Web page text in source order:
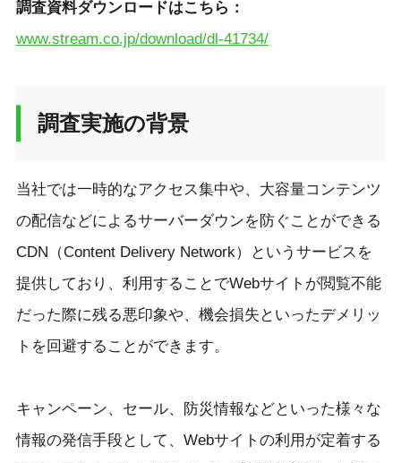
調査資料ダウンロードはこちら：
www.stream.co.jp/download/dl-41734/
調査実施の背景
当社では一時的なアクセス集中や、大容量コンテンツ
の配信などによるサーバーダウンを防ぐことができる
CDN（Content Delivery Network）というサービスを
提供しており、利用することでWebサイトが閲覧不能
だった際に残る悪印象や、機会損失といったデメリッ
トを回避することができます。
キャンペーン、セール、防災情報などといった様々な
情報の発信手段として、Webサイトの利用が定着する